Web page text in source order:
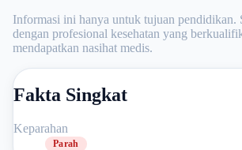
Informasi ini hanya untuk tujuan pendidikan.
dengan profesional kesehatan yang
mendapatkan nasihat medis.
Fakta Singkat
Keparahan
Parah